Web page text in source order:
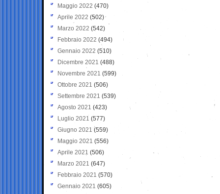
Maggio 2022 (470)
Aprile 2022 (502)
Marzo 2022 (542)
Febbraio 2022 (494)
Gennaio 2022 (510)
Dicembre 2021 (488)
Novembre 2021 (599)
Ottobre 2021 (506)
Settembre 2021 (539)
Agosto 2021 (423)
Luglio 2021 (577)
Giugno 2021(559)
Maggio 2021 (556)
Aprile 2021 (506)
Marzo 2021 (647)
Febbraio 2021 (570)
Gennaio 2021 (605)